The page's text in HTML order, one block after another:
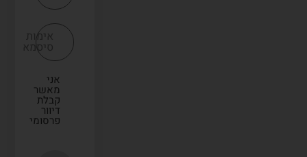
אימות
סיסמא
אני
מאשר
קבלת
דיוור
פרסומי